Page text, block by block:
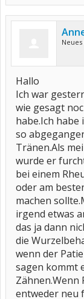
Hallo
Ich war
wie gesagt
habe.Ich habe
so
Tränen.Als
wurde er
bei einem
oder am
machen
irgend etwas
das ja dann
die
wenn der
sagen kommt
Zähnen.Wenn
entweder neu